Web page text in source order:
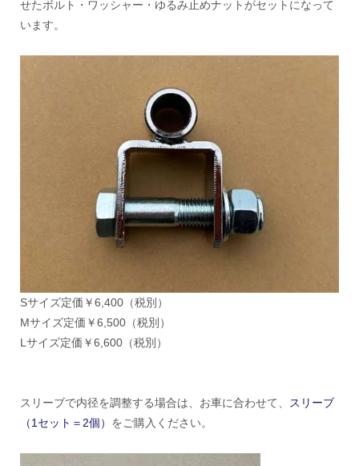
せたボルト・ワッシャー・ゆるみ止めナットがセットになって
います。
Sサイズ定価￥6,400（税別）
Mサイズ定価￥6,500（税別）
Lサイズ定価￥6,600（税別）
スリーブで内径を調整する場合は、お車に合わせて、 スリーブ
（1セット＝2個） をご購入ください。